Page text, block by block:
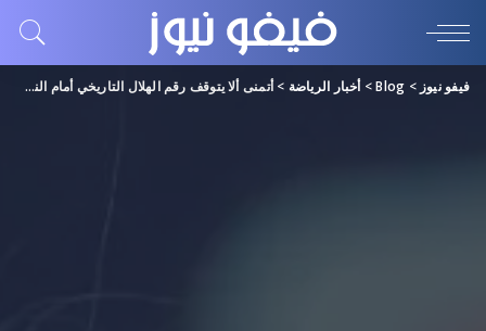
فيفو نيوز >
Blog
> أخبار الرياضة > أتمنى ألا يتوقف رقم الهلال التاريخي أمام النصر